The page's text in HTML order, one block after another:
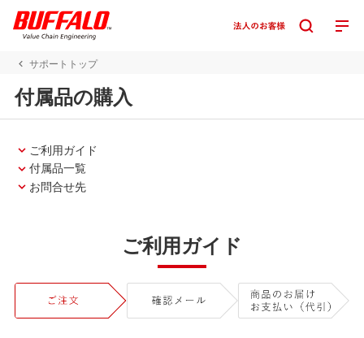
サポートトップ
付属品の購入
ご利用ガイド
付属品一覧
お問合せ先
ご利用ガイド